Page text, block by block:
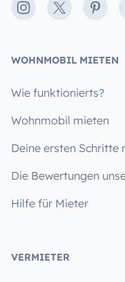
Instagram
X
WOHNMOBIL MIETEN
Wie funktionierts?
Wohnmobil mieten
Deine ersten
Die Bewertungen
Hilfe für Mieter
VERMIETER